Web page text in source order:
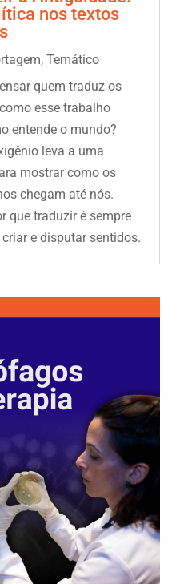
nos textos
, Temático
quem traduz os
esse trabalho
entende o mundo?
leva a uma
mostrar como os
chegam até nós.
que traduzir é sempre
e disputar sentidos.